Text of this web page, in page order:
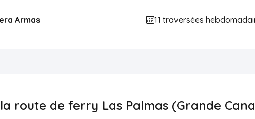
Armas 11 traversées
route de ferry Las Palmas (Grande